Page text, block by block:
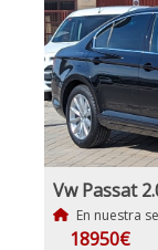
Vw Passat
En nuestra
18950€